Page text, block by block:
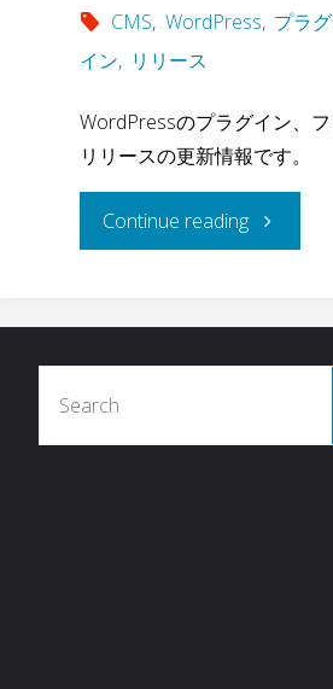
CMS, WordPress, プラ
イン, リリース
WordPressのプラグイン、
リリースの更新情報です。
Continue reading"フ
ン
エ